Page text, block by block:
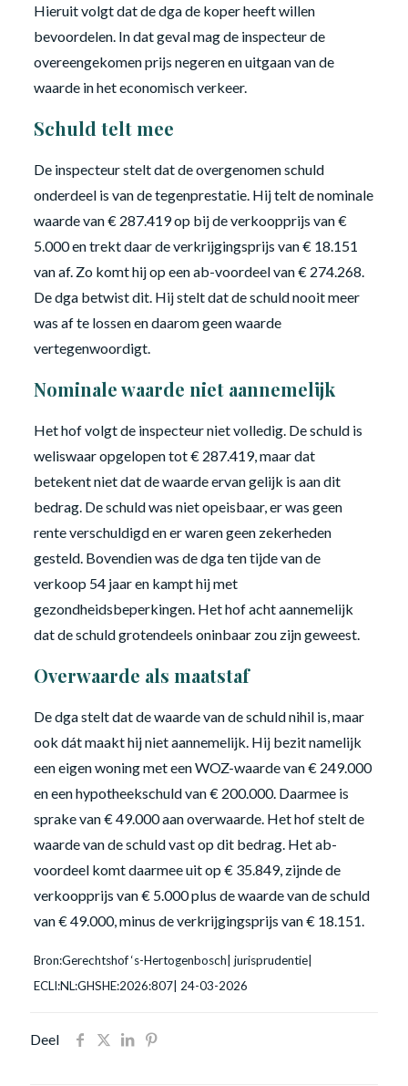
Hieruit volgt dat de dga de koper heeft willen
bevoordelen. In dat geval mag de inspecteur de
overeengekomen prijs negeren en uitgaan van de
waarde in het economisch verkeer.
Schuld telt mee
De inspecteur stelt dat de overgenomen schuld
onderdeel is van de tegenprestatie. Hij telt de nominale
waarde van € 287.419 op bij de verkoopprijs van €
5.000 en trekt daar de verkrijgingsprijs van € 18.151
van af. Zo komt hij op een ab-voordeel van € 274.268.
De dga betwist dit. Hij stelt dat de schuld nooit meer
was af te lossen en daarom geen waarde
vertegenwoordigt.
Nominale waarde niet aannemelijk
Het hof volgt de inspecteur niet volledig. De schuld is
weliswaar opgelopen tot € 287.419, maar dat
betekent niet dat de waarde ervan gelijk is aan dit
bedrag. De schuld was niet opeisbaar, er was geen
rente verschuldigd en er waren geen zekerheden
gesteld. Bovendien was de dga ten tijde van de
verkoop 54 jaar en kampt hij met
gezondheidsbeperkingen. Het hof acht aannemelijk
dat de schuld grotendeels oninbaar zou zijn geweest.
Overwaarde als maatstaf
De dga stelt dat de waarde van de schuld nihil is, maar
ook dát maakt hij niet aannemelijk. Hij bezit namelijk
een eigen woning met een WOZ-waarde van € 249.000
en een hypotheekschuld van € 200.000. Daarmee is
sprake van € 49.000 aan overwaarde. Het hof stelt de
waarde van de schuld vast op dit bedrag. Het ab-
voordeel komt daarmee uit op € 35.849, zijnde de
verkoopprijs van € 5.000 plus de waarde van de schuld
van € 49.000, minus de verkrijgingsprijs van € 18.151.
Bron:Gerechtshof ‘s-Hertogenbosch| jurisprudentie|
ECLI:NL:GHSHE:2026:807| 24-03-2026
Deel